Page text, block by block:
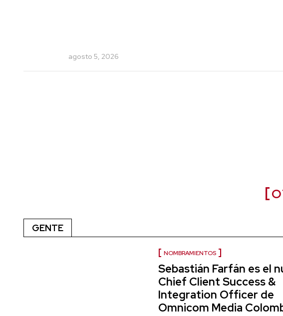
agosto 5, 2026
GENTE
NOMBRAMIENTOS
Sebastián Farfán es el
Chief Client Success &
Integration Officer de
Omnicom Media